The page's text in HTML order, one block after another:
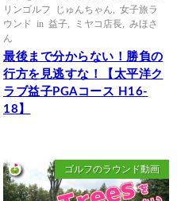
リンゴルフ じゅんちゃん
女子旅ラ
ウンド in 益子
ミヤコ店長
みほさ
ん
最後まで分からない！勝負の
行方を見逃すな！【太平洋ク
ラブ益子PGAコース H16-
18】
ゴルフのラウンド動画